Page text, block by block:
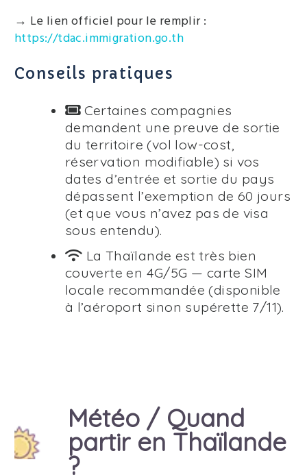
→ Le lien officiel pour le remplir :
https://tdac.immigration.go.th
Conseils pratiques
Certaines compagnies
demandent une preuve de sortie
du territoire (vol low-cost,
réservation modifiable) si vos
dates d’entrée et sortie du pays
dépassent l’exemption de 60 jours
(et que vous n’avez pas de visa
sous entendu).
La Thaïlande est très bien
couverte en 4G/5G — carte SIM
locale recommandée (disponible
à l’aéroport sinon supérette 7/11).
Météo / Quand
partir en Thaïlande
?